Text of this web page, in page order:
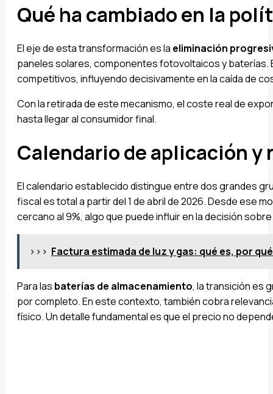
Qué ha cambiado en la
El eje de esta transformación es la eliminación
paneles solares, componentes fotovoltaicos y
competitivos, influyendo decisivamente en la caída de
Con la retirada de este mecanismo, el coste real de
hasta llegar al consumidor final.
Calendario de aplicación y
El calendario establecido distingue entre dos grandes
fiscal es total a partir del 1 de abril de 2026. Desde ese
cercano al 9%, algo que puede influir en la decisión
>>> Factura estimada de luz y gas: qué es, por
Para las baterías de almacenamiento, la transición es
por completo. En este contexto, también cobra
físico. Un detalle fundamental es que el precio no